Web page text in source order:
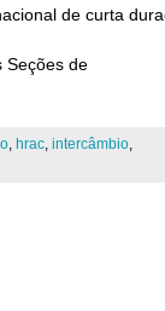
de curta
Seções de
, hrac, intercâmbio,